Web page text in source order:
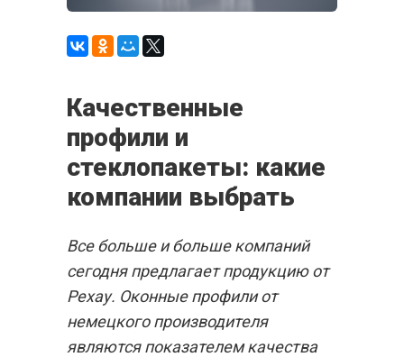
Качественные
профили и
стеклопакеты: какие
компании выбрать
Все больше и больше компаний
сегодня предлагает продукцию от
Рехау. Оконные профили от
немецкого производителя
являются показателем качества